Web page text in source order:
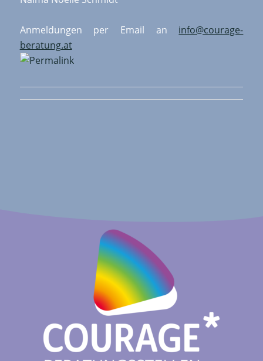
Anmeldungen per Email an info@courage-
beratung.at